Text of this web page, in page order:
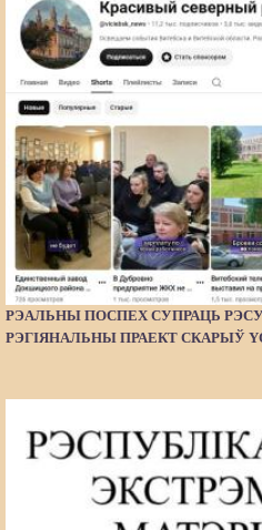
РЭАЛЬНЫ ПОСПЕХ СУПРАЦЬ
РЭГІЯНАЛЬНЫ ПРАЕКТ СКАРЫЎ